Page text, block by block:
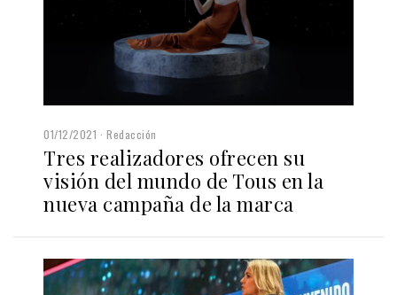
01/12/2021 Redacción
Tres realizadores ofrecen su
visión del mundo de Tous en la
nueva campaña de la marca